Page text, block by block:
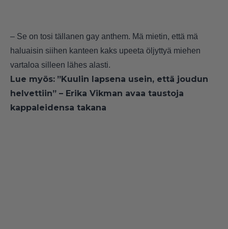
– Se on tosi tällanen gay anthem. Mä mietin, että mä
haluaisin siihen kanteen kaks upeeta öljyttyä miehen
vartaloa silleen lähes alasti.
Lue myös: ”Kuulin lapsena usein, että joudun
helvettiin” – Erika Vikman avaa taustoja
kappaleidensa takana